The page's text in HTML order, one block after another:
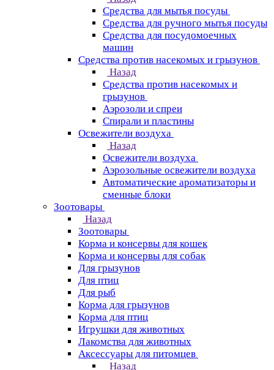
Средства для мытья посуды
Средства для ручного мытья посуды
Средства для посудомоечных
машин
Средства против насекомых и грызунов
Назад
Средства против насекомых и
грызунов
Аэрозоли и спреи
Спирали и пластины
Освежители воздуха
Назад
Освежители воздуха
Аэрозольные освежители воздуха
Автоматические ароматизаторы и
сменные блоки
Зоотовары
Назад
Зоотовары
Корма и консервы для кошек
Корма и консервы для собак
Для грызунов
Для птиц
Для рыб
Корма для грызунов
Корма для птиц
Игрушки для животных
Лакомства для животных
Аксессуары для питомцев
Назад